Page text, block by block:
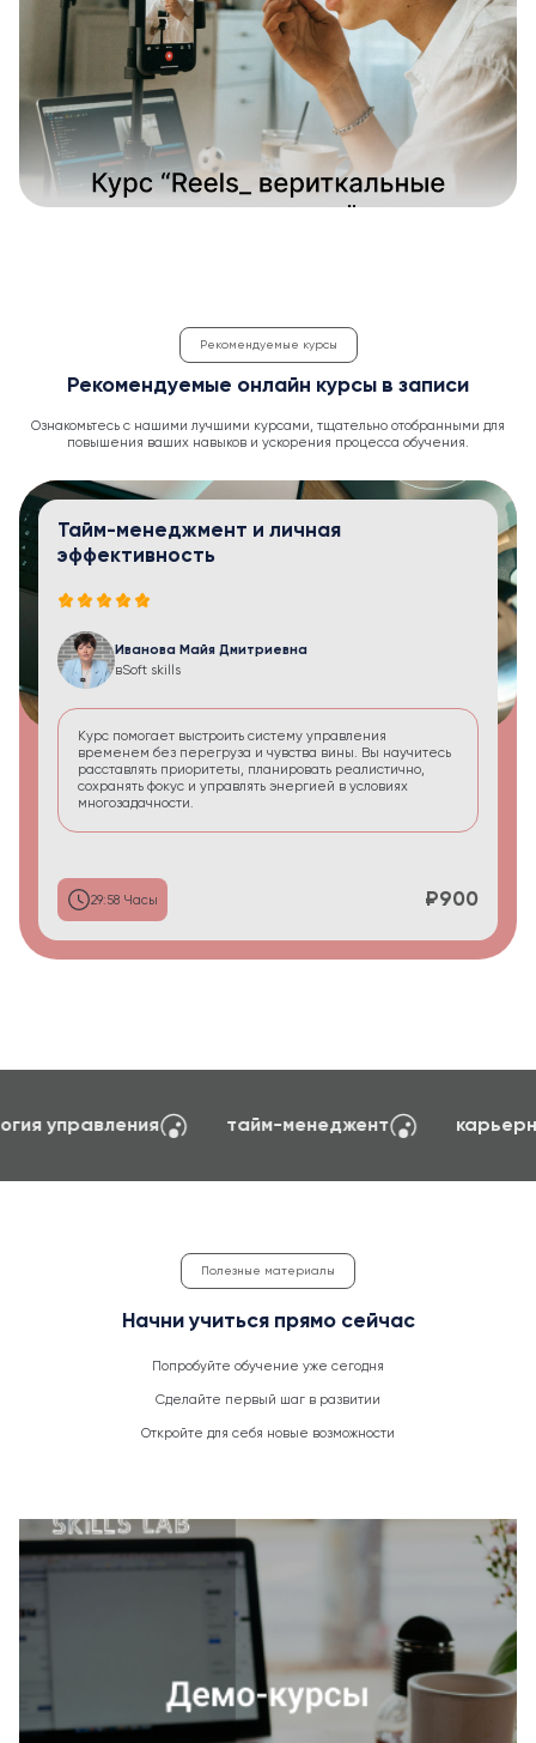
Рекомендуемые курсы
Рекомендуемые онлайн курсы в записи
Ознакомьтесь с нашими лучшими курсами, тщательно отобранными для
повышения ваших навыков и ускорения процесса обучения.
Тайм-менеджмент и личная
эффективность
Иванова Майя Дмитриевна
вSoft skills
Курс помогает выстроить систему управления
временем без перегруза и чувства вины. Вы научитесь
расставлять приоритеты, планировать реалистично,
сохранять фокус и управлять энергией в условиях
многозадачности.
29:58 Часы ₽900
создание сайтов на TILDA психология
Полезные материалы
Начни учиться прямо сейчас
Попробуйте обучение уже сегодня
Сделайте первый шаг в развитии
Откройте для себя новые возможности